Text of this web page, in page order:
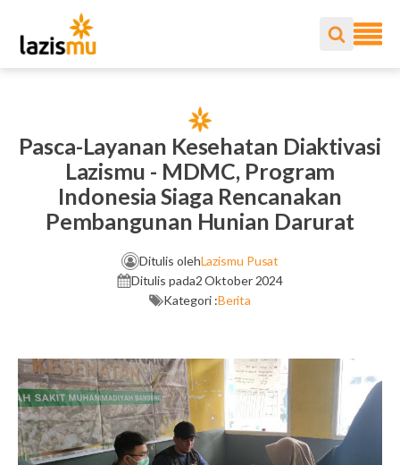
Pasca-Layanan Kesehatan Diaktivasi
Lazismu - MDMC, Program
Indonesia Siaga Rencanakan
Pembangunan Hunian Darurat
Ditulis olehLazismu Pusat
Ditulis pada2 Oktober 2024
Kategori :Berita